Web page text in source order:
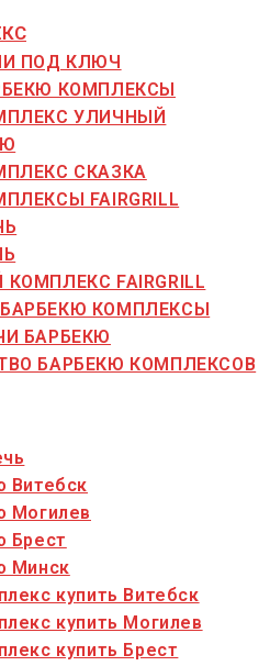
ПОД КЛЮЧ
КОМПЛЕКСЫ
УЛИЧНЫЙ
СКАЗКА
FAIRGRILL
FAIRGRILL
КОМПЛЕКСЫ
БАРБЕКЮ
БАРБЕКЮ КОМПЛЕКСОВ
Витебск
Могилев
Брест
Минск
купить Витебск
купить Могилев
купить Брест